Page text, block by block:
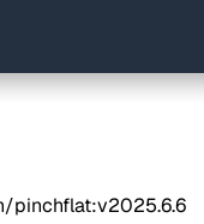
pinchflat:v2025.6.6